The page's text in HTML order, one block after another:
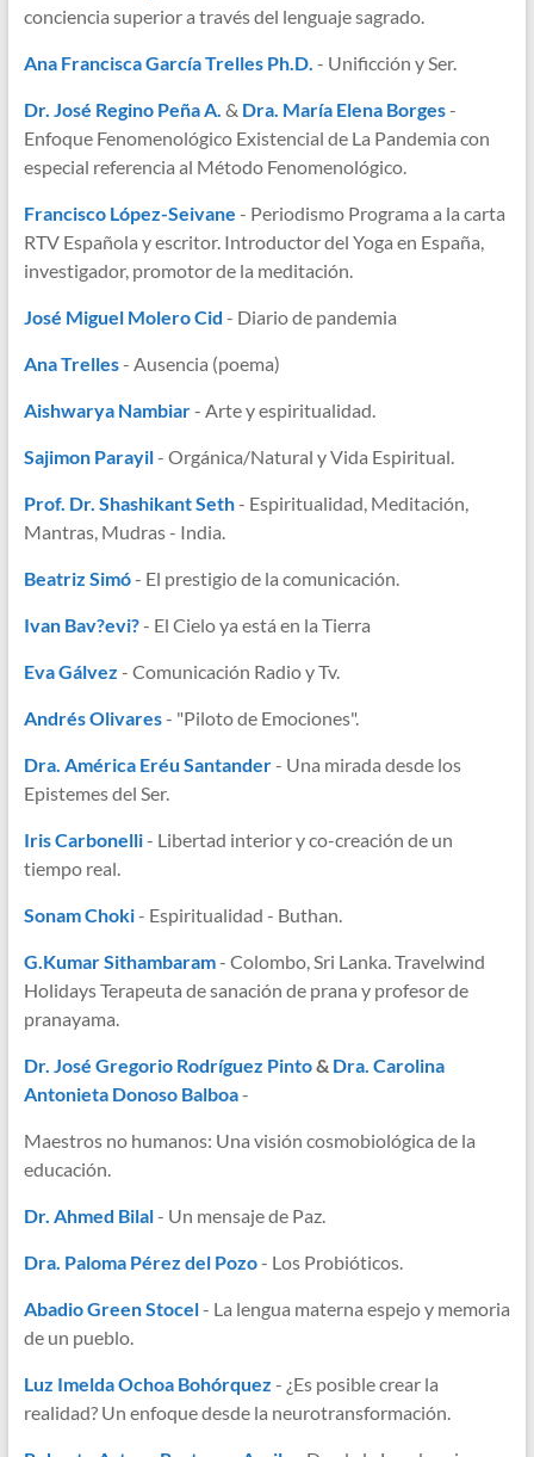
conciencia superior a través del lenguaje sagrado.
Ana Francisca García Trelles Ph.D. - Unificción y Ser.
Dr. José Regino Peña A. & Dra. María Elena Borges-
Enfoque Fenomenológico Existencial de La Pandemia con
especial referencia al Método Fenomenológico.
Francisco López-Seivane - Periodismo Programa a la carta
RTV Española y escritor. Introductor del Yoga en España,
investigador, promotor de la meditación.
José Miguel Molero Cid - Diario de pandemia
Ana Trelles- Ausencia (poema)
Aishwarya Nambiar- Arte y espiritualidad.
Sajimon Parayil- Orgánica/Natural y Vida Espiritual.
Prof. Dr. Shashikant Seth- Espiritualidad, Meditación,
Mantras, Mudras - India.
Beatriz Simó- El prestigio de la comunicación.
Ivan Bav?evi?- El Cielo ya está en la Tierra
Eva Gálvez - Comunicación Radio y Tv.
Andrés Olivares- "Piloto de Emociones".
Dra. América Eréu Santander- Una mirada desde los
Epistemes del Ser.
Iris Carbonelli- Libertad interior y co-creación de un
tiempo real.
Sonam Choki- Espiritualidad - Buthan.
G.Kumar Sithambaram- Colombo, Sri Lanka. Travelwind
Holidays Terapeuta de sanación de prana y profesor de
pranayama.
Dr. José Gregorio Rodríguez Pinto& Dra. Carolina
Antonieta Donoso Balboa-
Maestros no humanos: Una visión cosmobiológica de la
educación.
Dr. Ahmed Bilal- Un mensaje de Paz.
Dra. Paloma Pérez del Pozo- Los Probióticos.
Abadio Green Stocel- La lengua materna espejo y memoria
de un pueblo.
Luz Imelda Ochoa Bohórquez - ¿Es posible crear la
realidad? Un enfoque desde la neurotransformación.